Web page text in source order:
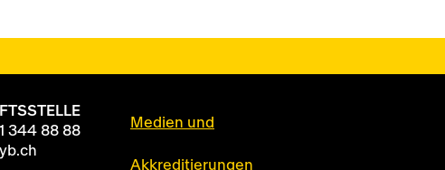
344 88 88
Medien und
Akkreditierungen